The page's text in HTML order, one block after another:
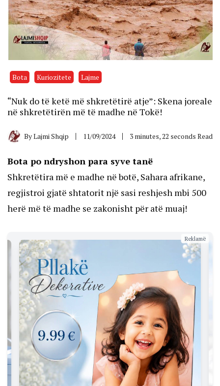
Bota Kuriozitete Lajme
“Nuk do të ketë më shkretëtirë atje”: Skena joreale
në shkretëtirën më të madhe në Tokë!
ByLajmi Shqip 11/09/2024 3 minutes, 22 seconds Read
Bota po ndryshon para syve tanë
Shkretëtira më e madhe në botë, Sahara afrikane,
regjistroi gjatë shtatorit një sasi reshjesh mbi 500
herë më të madhe se zakonisht për atë muaj!
Reklamë